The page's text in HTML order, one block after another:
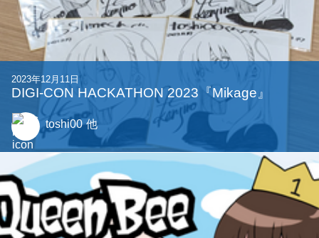
2023年12月11日
DIGI-CON HACKATHON 2023『Mikage』
toshi00 他